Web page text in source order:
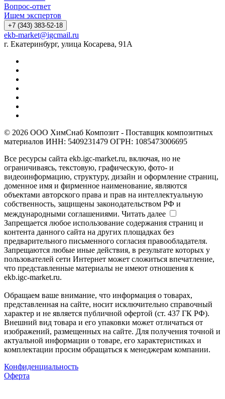
Вопрос-ответ
Ищем экспертов
+7 (343) 383-52-18
ekb-market@igcmail.ru
г. Екатеринбург, улица Косарева, 91А
© 2026 ООО ХимСнаб Композит - Поставщик композитных
материалов ИНН: 5409231479 ОГРН: 1085473006695
Все ресурсы сайта ekb.igc-market.ru, включая, но не
ограничиваясь, текстовую, графическую, фото- и
видеоинформацию, структуру, дизайн и оформление страниц,
доменное имя и фирменное наименование, являются
объектами авторского права и прав на интеллектуальную
собственность, защищены законодательством РФ и
международными соглашениями. Читать далее
Запрещается любое использование содержания страниц и
контента данного сайта на других площадках без
предварительного письменного согласия правообладателя.
Запрещаются любые иные действия, в результате которых у
пользователей сети Интернет может сложиться впечатление,
что представленные материалы не имеют отношения к
ekb.igc-market.ru.
Обращаем ваше внимание, что информация о товарах,
представленная на сайте, носит исключительно справочный
характер и не является публичной офертой (ст. 437 ГК РФ).
Внешний вид товара и его упаковки может отличаться от
изображений, размещенных на сайте. Для получения точной и
актуальной информации о товаре, его характеристиках и
комплектации просим обращаться к менеджерам компании.
Конфиденциальность
Оферта